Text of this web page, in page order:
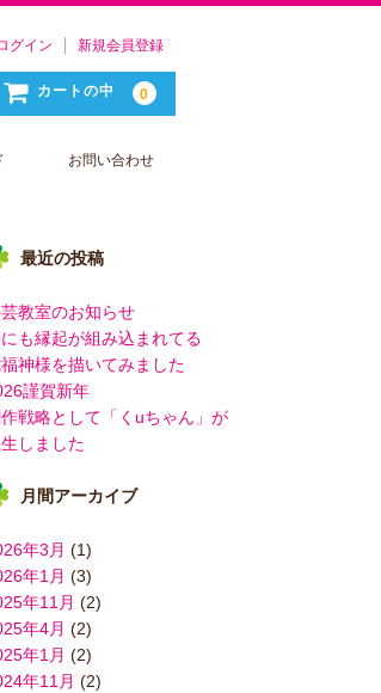
グイン 新規会員登録
カートの中 0
お問い合わせ
最近の投稿
教室のお知らせ
も縁起が組み込まれてる
神様を描いてみました
謹賀新年
戦略として「くuちゃん」が
しました
月間アーカイブ
年3月 (1)
年1月 (3)
年11月 (2)
年4月 (2)
年1月 (2)
年11月 (2)